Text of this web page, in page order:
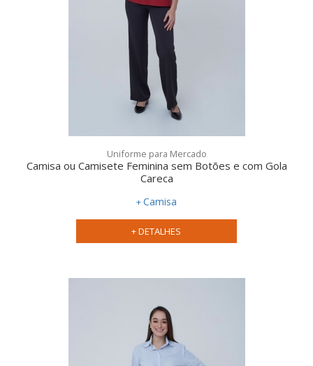
Uniforme para Mercado
Camisa ou Camisete Feminina sem Botões e com Gola
Careca
Camisa
+ DETALHES